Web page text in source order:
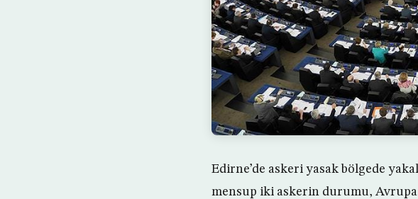
Edirne’de askeri yasak bölgede
mensup iki askerin durumu, Avrupa